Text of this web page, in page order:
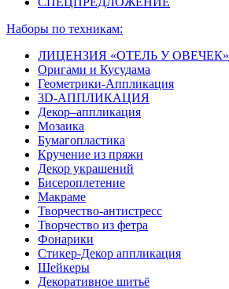
Наборы по техникам:
ЛИЦЕНЗИЯ «ОТЕЛЬ У ОВЕЧЕК»
Оригами и Кусудама
Геометрики-Аппликация
3D-АППЛИКАЦИЯ
Декор–аппликация
Мозаика
Бумагопластика
Кручение из пряжи
Декор украшений
Биcероплетение
Макраме
Творчество-антистресс
Творчество из фетра
Фонарики
Стикер-Декор аппликация
Шейкеры
Декоративное шитьё